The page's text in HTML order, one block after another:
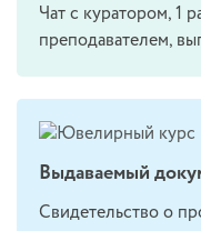
Чат с куратором, 1
преподавателем,
Выдаваемый
Свидетельство о